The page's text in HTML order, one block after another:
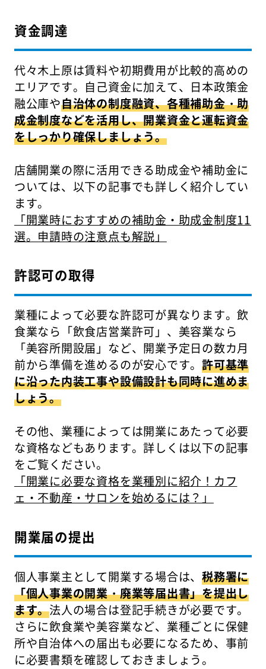
資金調達
代々木上原は賃料や初期費用が比較的高めの
エリアです。自己資金に加えて、日本政策金
融公庫や自治体の制度融資、各種補助金・助
成金制度などを活用し、開業資金と運転資金
をしっかり確保しましょう。
店舗開業の際に活用できる助成金や補助金に
ついては、以下の記事でも詳しく紹介してい
ます。
「開業時におすすめの補助金・助成金制度11
選。申請時の注意点も解説」
許認可の取得
業種によって必要な許認可が異なります。飲
食業なら「飲食店営業許可」、美容業なら
「美容所開設届」など、開業予定日の数カ月
前から準備を進めるのが安心です。許可基準
に沿った内装工事や設備設計も同時に進めま
しょう。
その他、業種によっては開業にあたって必要
な資格などもあります。詳しくは以下の記事
をご覧ください。
「開業に必要な資格を業種別に紹介！カフ
ェ・不動産・サロンを始めるには？」
開業届の提出
個人事業主として開業する場合は、税務署に
「個人事業の開業・廃業等届出書」を提出し
ます。法人の場合は登記手続きが必要です。
さらに飲食業や美容業など、業種ごとに保健
所や自治体への届出も必要になるため、事前
に必要書類を確認しておきましょう。